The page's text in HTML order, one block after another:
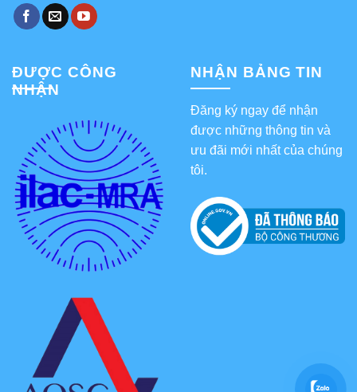
ĐƯỢC CÔNG
NHẬN
NHẬN BẢNG TIN
Đăng ký ngay để nhận
được những thông tin và
ưu đãi mới nhất của chúng
tôi.